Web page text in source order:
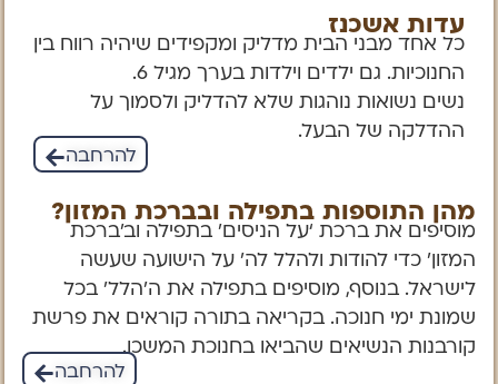
עדות אשכנז
כל אחד מבני הבית מדליק ומקפידים שיהיה רווח בין
החנוכיות. גם ילדים וילדות בערך מגיל 6.
נשים נשואות נוהגות שלא להדליק ולסמוך על
ההדלקה של הבעל.
להרחבה
מהן התוספות בתפילה ובברכת המזון?
מוסיפים את ברכת ‘על הניסים’ בתפילה וב’ברכת
המזון’ כדי להודות ולהלל לה’ על הישועה שעשה
לישראל. בנוסף, מוסיפים בתפילה את ה’הלל’ בכל
שמונת ימי חנוכה. בקריאה בתורה קוראים את פרשת
קורבנות הנשיאים שהביאו בחנוכת המשכן.
להרחבה